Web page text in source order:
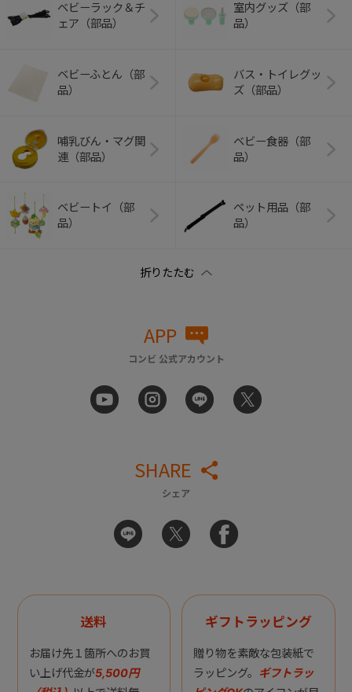
ベビーラック＆チ
ェア（部品）
室内グッズ（部
品）
ベビーふとん（部
品）
バス・トイレグッ
ズ（部品）
哺乳びん・マグ関
連（部品）
ベビー食器（部
品）
ベビートイ（部
品）
ペット用品（部
品）
APP
コンビ 公式アカウント
SHARE
シェア
送料
お届け先１箇所へのお買
い上げ代金が5,500円
ギフトラッピング
贈り物を素敵な包装紙で
ラッピング。 ギフトラッ